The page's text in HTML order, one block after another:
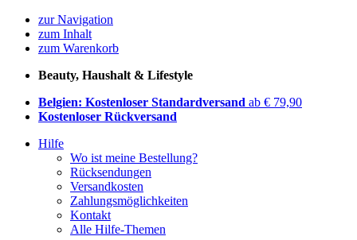
zur Navigation
zum Inhalt
zum Warenkorb
Beauty, Haushalt & Lifestyle
Belgien: Kostenloser Standardversand ab € 79,90
Kostenloser Rückversand
Hilfe
Wo ist meine Bestellung?
Rücksendungen
Versandkosten
Zahlungsmöglichkeiten
Kontakt
Alle Hilfe-Themen